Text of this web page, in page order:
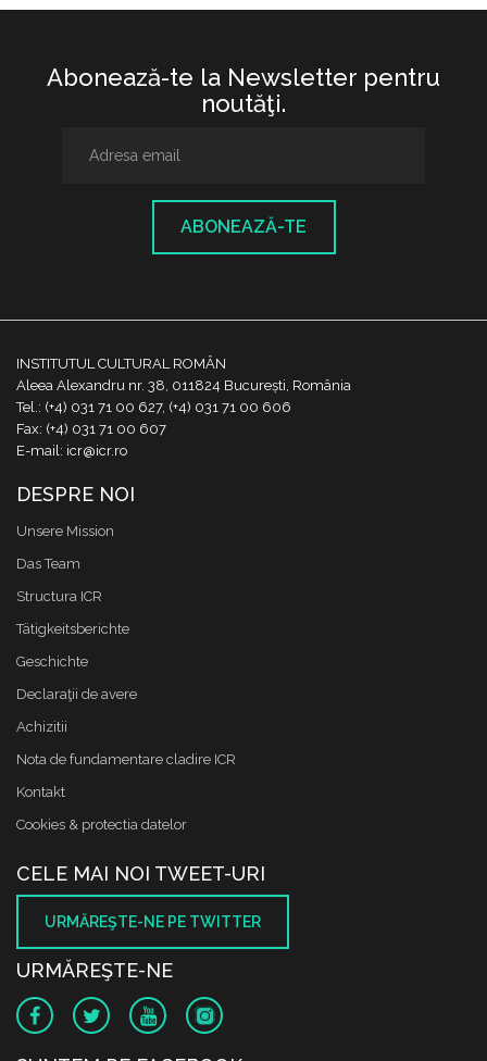
Abonează-te la Newsletter pentru
noutăţi.
ABONEAZĂ-TE
INSTITUTUL CULTURAL ROMÂN
Aleea Alexandru nr. 38, 011824 București, România
Tel.: (+4) 031 71 00 627, (+4) 031 71 00 606
Fax: (+4) 031 71 00 607
E-mail: icr@icr.ro
DESPRE NOI
Unsere Mission
Das Team
Structura ICR
Tätigkeitsberichte
Geschichte
Declaraţii de avere
Achizitii
Nota de fundamentare cladire ICR
Kontakt
Cookies & protectia datelor
CELE MAI NOI TWEET-URI
URMĂREŞTE-NE PE TWITTER
URMĂREŞTE-NE